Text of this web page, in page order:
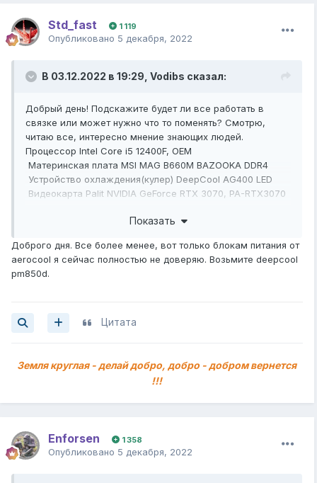
Std_fast 1 119
Опубликовано 5 декабря, 2022
В 03.12.2022 в 19:29, Vodibs сказал:
Добрый день! Подскажите будет ли все работать в
связке или может нужно что то поменять? Смотрю,
читаю все, интересно мнение знающих людей.
Процессор Intel Core i5 12400F, OEM
Материнская плата MSI MAG B660M BAZOOKA DDR4
Устройство охлаждения(кулер) DeepCool AG400 LED
Видеокарта Palit NVIDIA GeForce RTX 3070, PA-RTX3070
Модуль памяти Kingston Fury Beast Black RGB
SSD накопитель Kingston NV2 SNV2S/500G 500ГБ
Корпус ATX Aerocool Skribble, черный
Блок питания Aerocool KCAS PLUS GOLD 850W
Показать
Доброго дня. Все более менее, вот только блокам питания от
aerocool я сейчас полностью не доверяю. Возьмите deepcool
pm850d.
Цитата
Земля круглая - делай добро, добро - добром вернется
!!!
Enforsen 1 358
Опубликовано 5 декабря, 2022